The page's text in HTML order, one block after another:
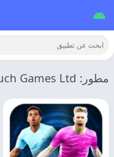
مطور: First Touch Games Ltd